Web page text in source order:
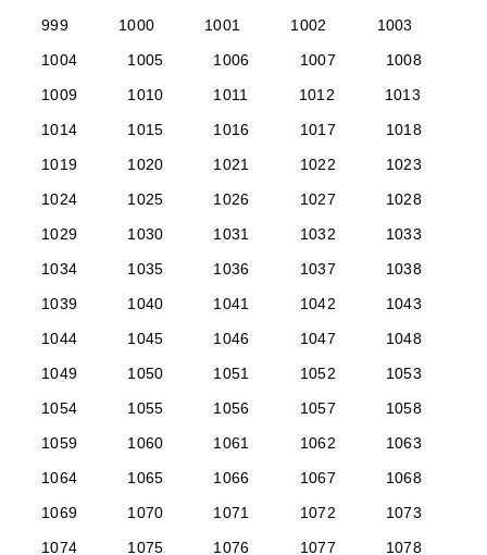
999
1000 1001 1002
1003
1004
1005 1006 1007
1008
1009
1010 1011 1012
1013
1014
1015 1016 1017
1018
1019
1020 1021 1022
1023
1024
1025 1026 1027
1028
1029
1030 1031 1032
1033
1034
1035 1036 1037
1038
1039
1040 1041 1042
1043
1044
1045 1046 1047
1048
1049
1050 1051 1052
1053
1054
1055 1056 1057
1058
1059
1060 1061 1062
1063
1064
1065 1066 1067
1068
1069
1070 1071 1072
1073
1074
1075 1076 1077
1078